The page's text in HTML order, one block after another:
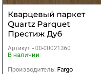
Кварцевый паркет
Quartz Parquet
Престиж Дуб
Кедровый Латте
Артикул - 00-00021360
В наличии
Производитель: Fargo